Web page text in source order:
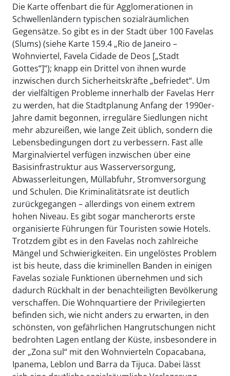
Die Karte offenbart die für Agglomerationen in
Schwellenländern typischen sozialräumlichen
Gegensätze. So gibt es in der Stadt über 100 Favelas
(Slums) (siehe Karte 159.4 „Rio de Janeiro –
Wohnviertel, Favela Cidade de Deos [„Stadt
Gottes“]“); knapp ein Drittel von ihnen wurde
inzwischen durch Sicherheitskräfte „befriedet“. Um
der vielfältigen Probleme innerhalb der Favelas Herr
zu werden, hat die Stadtplanung Anfang der 1990er-
Jahre damit begonnen, irreguläre Siedlungen nicht
mehr abzureißen, wie lange Zeit üblich, sondern die
Lebensbedingungen dort zu verbessern. Fast alle
Marginalviertel verfügen inzwischen über eine
Basisinfrastruktur aus Wasserversorgung,
Abwasserleitungen, Müllabfuhr, Stromversorgung
und Schulen. Die Kriminalitätsrate ist deutlich
zurückgegangen – allerdings von einem extrem
hohen Niveau. Es gibt sogar mancherorts erste
organisierte Führungen für Touristen sowie Hotels.
Trotzdem gibt es in den Favelas noch zahlreiche
Mängel und Schwierigkeiten. Ein ungelöstes Problem
ist bis heute, dass die kriminellen Banden in einigen
Favelas soziale Funktionen übernehmen und sich
dadurch Rückhalt in der benachteiligten Bevölkerung
verschaffen. Die Wohnquartiere der Privilegierten
befinden sich, wie nicht anders zu erwarten, in den
schönsten, von gefährlichen Hangrutschungen nicht
bedrohten Lagen entlang der Küste, insbesondere in
der „Zona sul“ mit den Wohnvierteln Copacabana,
Ipanema, Leblon und Barra da Tijuca. Dabei lässt